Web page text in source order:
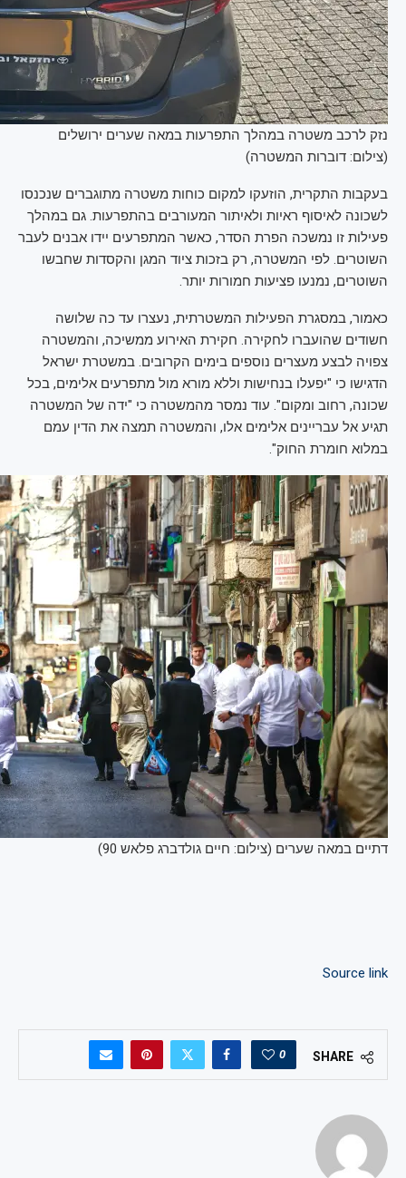
נזק לרכב משטרה במהלך התפרעות במאה שערים ירושלים
(צילום: דוברות המשטרה)
בעקבות התקרית, הוזעקו למקום כוחות משטרה מתוגברים שנכנסו
לשכונה לאיסוף ראיות ולאיתור המעורבים בהתפרעות. גם במהלך
פעילות זו נמשכה הפרת הסדר, כאשר המתפרעים יידו אבנים לעבר
השוטרים. לפי המשטרה, רק בזכות ציוד המגן והקסדות שחבשו
השוטרים, נמנעו פציעות חמורות יותר.
כאמור, במסגרת הפעילות המשטרתית, נעצרו עד כה שלושה
חשודים שהועברו לחקירה. חקירת האירוע ממשיכה, והמשטרה
צפויה לבצע מעצרים נוספים בימים הקרובים. במשטרת ישראל
הדגישו כי "יפעלו בנחישות וללא מורא מול מתפרעים אלימים, בכל
שכונה, רחוב ומקום". עוד נמסר מהמשטרה כי "ידה של המשטרה
תגיע אל עבריינים אלימים אלו, והמשטרה תמצה את הדין עמם
במלוא חומרת החוק".
דתיים במאה שערים (צילום: חיים גולדברג פלאש 90)
Source link
SHARE
0